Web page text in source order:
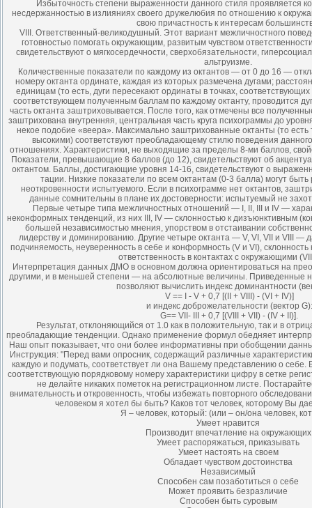
Избыточность степени выраженности данного стиля проявляется
несдержанностью в излияниях своего дружелюбия по отношению к
свою причастность к интересам
VIII. Ответственный-великодушный. Этот вариант межличностного
готовностью помогать окружающим, развитым чувством
свидетельствуют о мягкосердечности, сверхобязательности,
альтруизме.
Количественные показатели по каждому из октантов — от 0 до 16 —
номеру октанта ординате, каждая из которых размечена дугами;
единицам (то есть, дуги пересекают ординаты в точках,
соответствующем полученным баллам по каждому октанту, проводится
часть октанта заштриховывается. После того, как отмечены все
заштрихована внутренняя, центральная часть круга психограммы до
не­кое подобие «веера». Максимально заштрихованные октанты (то
высокими) соответствуют преобладающему стилю поведения
отношениях. Характеристики, не выходящие за пределы 8-ми баллов,
Показатели, превышающие 8 баллов (до 12), свидетельствуют об
октантом. Баллы, достигающие уровня 14-16, свидетельствуют о
тации. Низкие показатели по всем октантам (0-3 балла) могут быть
неоткровенности испытуемого. Если в психограмме нет октантов,
данные сомнительны в плане их достоверности: испытуемый не
Первые четыре типа межличностных отношений — I, II, III и IV —
неконформных тенденций, из них III, IV — склонностью к дизъюнктивным
большей независимостью мнения, упорством в отстаивании
лидерству и доминированию. Другие четыре октанта — V, VI, VII и VIII —
подчиняемость, неуверенность в себе и конформность (V и VI), склонность
ответственность в контактах с окружающими
Интерпретация данных ДМО в основном должна ориентироваться на
другими, и в меньшей степени — на абсолютные величины. Приведенные
позволяют вычислить индекс доминантности
V == I - V + 0,7 [(II + VIII) - (VI + IV)]
и индекс доброжелательности (вектор G):
G== VII- III + 0,7 [(VIII + VII) - (IV + II)].
Результат, отклоняющийся от 1.0 как в положительную, так и в
преобладающие тенденции. Однако применение формул обедняет
Наш опыт показывает, что они более информативны при обобщении
Инструкция: "Перед вами опросник, содержащий различные
каждую и подумать, соответствует ли она Вашему представлению о себе.
соответствующую порядковому номеру характеристики цифру в сетке
не делайте никаких пометок на регистрационном листе.
внимательность и откровенность, чтобы избежать повторного
человеком я хотел бы быть? Каков тот человек, которому Вы
Я – человек, который: (или – он/она человек,
Умеет нравится
Производит впечатление на окружающих
Умеет распоряжаться, приказывать
Умеет настоять на своем
Обладает чувством достоинства
Независимый
Способен сам позаботиться о себе
Может проявить безразличие
Способен быть суровым